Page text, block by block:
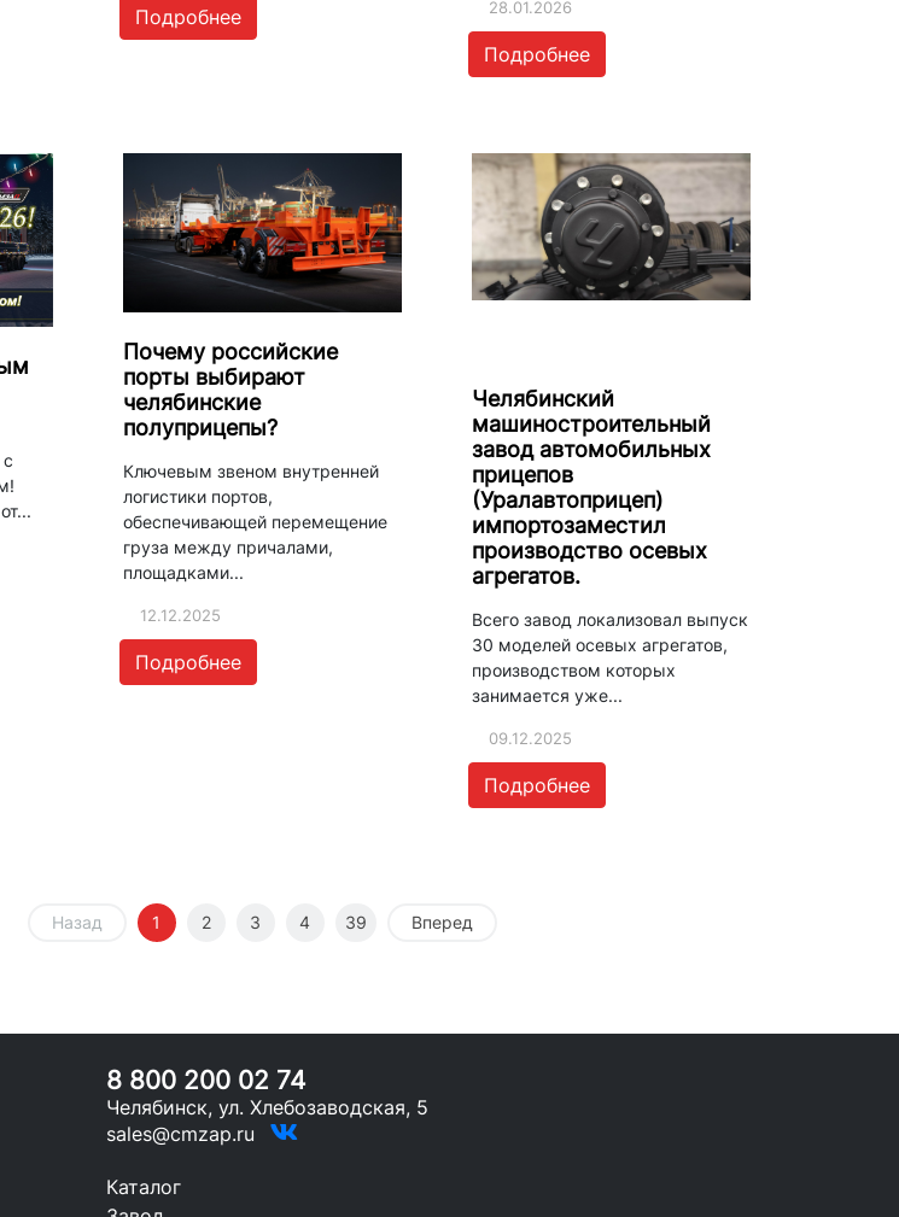
Подробнее 28.01.2026
Подробнее
Почему российские
порты выбирают
челябинские
полуприцепы?
Ключевым звеном внутренней
логистики портов,
обеспечивающей перемещение
груза между причалами,
площадками...
12.12.2025
Подробнее
Челябинский
машиностроительный
завод автомобильных
прицепов
(Уралавтоприцеп)
импортозаместил
производство осевых
агрегатов.
Всего завод локализовал выпуск
30 моделей осевых агрегатов,
производством которых
занимается уже...
09.12.2025
Подробнее
Назад 1 2 3 4 39 Вперед
8 800 200 02 74
Челябинск, ул. Хлебозаводская, 5
sales@cmzap.ru
Каталог